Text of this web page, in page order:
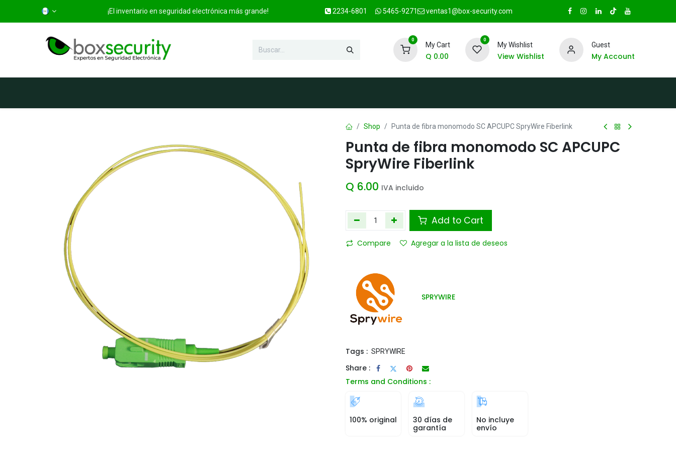
¡El inventario en seguridad electrónica más grande! 2234-6801 5465-9271 ventas1@box-security.com
0
My Cart
Q 0.00
0
My Wishlist
View Wishlist
Guest
My Account
Shop Punta de fibra monomodo SC APCUPC SpryWire Fiberlink
Punta de fibra monomodo SC APCUPC
SpryWire Fiberlink
Q 6.00 IVA incluido
Add to Cart
Compare Agregar a la lista de deseos
SPRYWIRE
Tags : SPRYWIRE
Share :
Terms and Conditions :
100% original
30 días de
garantía
No incluye
envío